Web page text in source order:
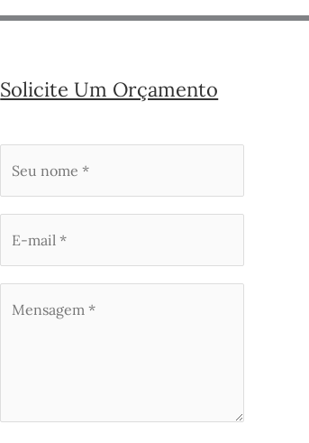
Solicite Um Orçamento